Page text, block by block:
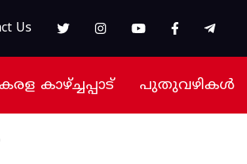
Us
കാഴ്ച്ചപ്പാട് പുതുവഴികൾ